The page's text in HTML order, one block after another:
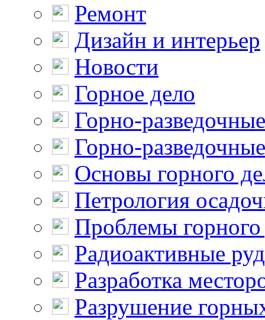
Ремонт
Дизайн и интерьер
Новости
Горное дело
Горно-
Горно-
Основы горного
Петрология
Проблемы горного
Радиоактивные
Разработка
Разрушение